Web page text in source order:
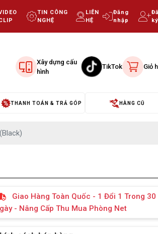
TIN CÔNG
NGHỆ
LIÊN
HỆ
Đăng
nhập
ký
Xây dựng cấu
hình
TikTok Giỏ
THANH TOÁN & TRẢ GÓP HÀNG CŨ
Giao Hàng Toàn Quốc - 1 Đổi 1 Trong 30
- Nâng Cấp Thu Mua Phòng Net